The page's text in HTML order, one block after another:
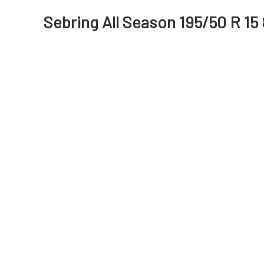
Sebring All Season 195/50 R 15